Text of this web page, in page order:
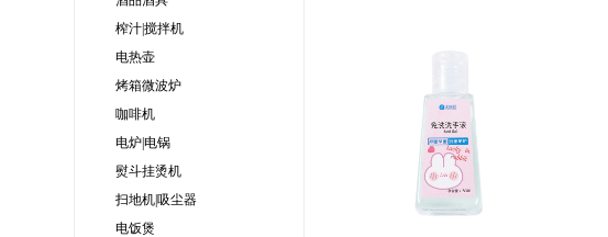
榨汁|搅拌机
电热壶
烤箱微波炉
咖啡机
电炉|电锅
熨斗挂烫机
扫地机|吸尘器
电饭煲